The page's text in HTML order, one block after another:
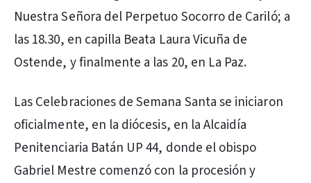
Nuestra Señora del Perpetuo Socorro de Cariló; a
las 18.30, en capilla Beata Laura Vicuña de
Ostende, y finalmente a las 20, en La Paz.
Las Celebraciones de Semana Santa se iniciaron
oficialmente, en la diócesis, en la Alcaidía
Penitenciaria Batán UP 44, donde el obispo
Gabriel Mestre comenzó con la procesión y